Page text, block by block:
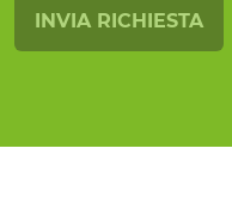
INVIA RICHIESTA